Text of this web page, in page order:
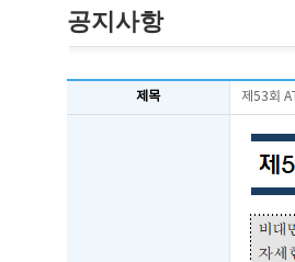
공지사항
제목 제53회